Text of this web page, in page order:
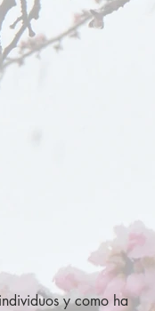
y como ha